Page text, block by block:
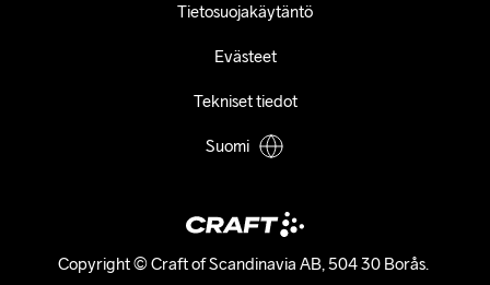
Copyright © Craft of Scandinavia AB, 504 30 Borås.
Tietosuojakäytäntö
Evästeet
Tekniset tiedot
Suomi